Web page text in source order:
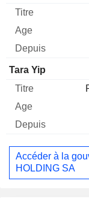
Tara Yip
Accéder à la
HOLDING SA